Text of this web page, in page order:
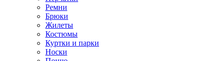
Ремни
Брюки
Жилеты
Костюмы
Куртки и парки
Носки